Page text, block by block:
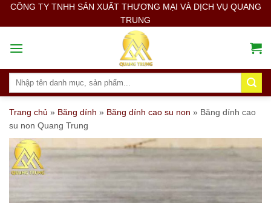
SkipCÔNG TY TNHH SẢN XUẤT THƯƠNG MẠI VÀ DỊCH VỤ QUANG
TRUNG
Search
Trang chủ » Băng dính » Băng dính cao su non » Băng dính cao
su non Quang Trung